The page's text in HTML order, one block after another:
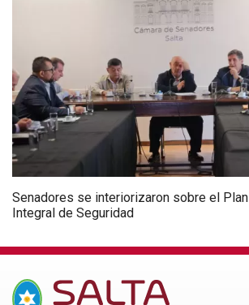
Senadores se interiorizaron sobre el
Integral de Seguridad